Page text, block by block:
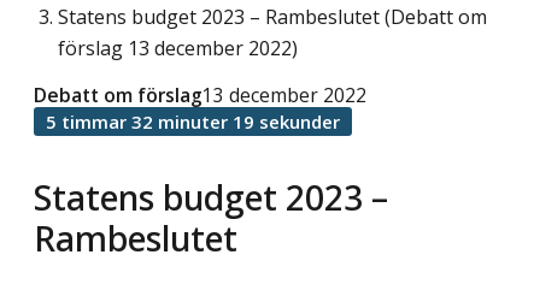
Statens budget 2023 – Rambeslutet (Debatt om
förslag 13 december 2022)
Statens budget 2023 –
Rambeslutet
Debatt om förslag13 december 2022
5 timmar 32 minuter 19 sekunder